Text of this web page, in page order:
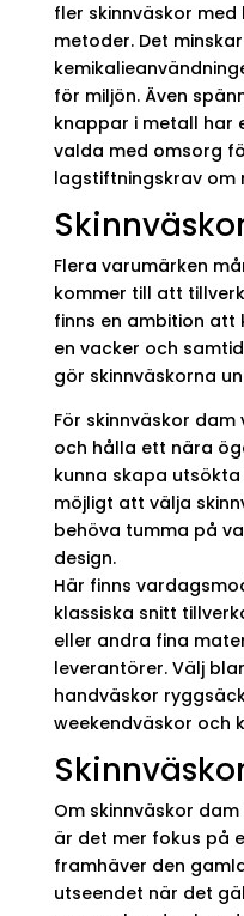
fler skinnväskor
metoder. Det
för miljön. Även
knappar i metall har
valda med omsorg
lagstiftningskrav om
Flera varumärken
kommer till att
finns en ambition att
en vacker och
gör skinnväskorna
För skinnväskor
och hålla ett nära
kunna skapa utsökta
möjligt att välja
behöva tumma på
design.
Här finns
klassiska snitt
eller andra fina
leverantörer. Välj
handväskor
weekendväskor och
Om skinnväskor
är det mer fokus på
framhäver den
utseendet när det